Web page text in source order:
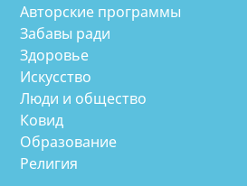
Авторские программы
Забавы ради
Здоровье
Искусство
Люди и общество
Ковид
Образование
Религия